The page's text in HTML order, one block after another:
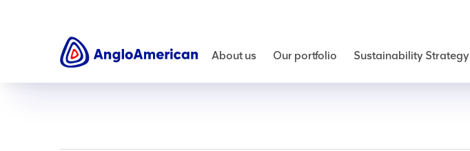
About us Our portfolio Sustainability Strategy